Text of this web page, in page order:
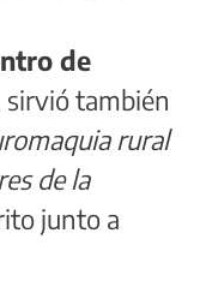
de
sirvió también
rural
de la
junto a